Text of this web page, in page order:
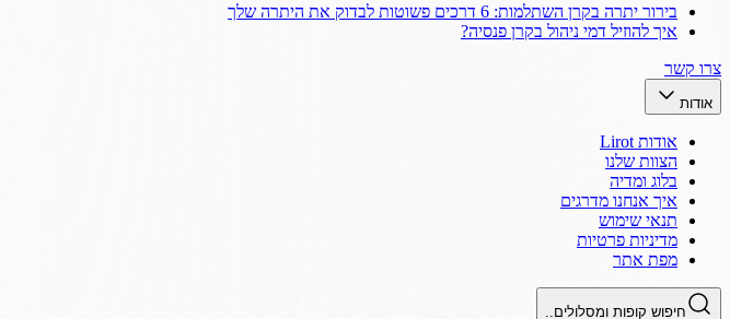
בירור יתרה בקרן השתלמות: 6 דרכים פשוטות לבדוק את היתרה שלך
איך להוזיל דמי ניהול בקרן פנסיה?
צרו קשר
אודות
אודות Lirot
הצוות שלנו
בלוג ומדיה
איך אנחנו מדרגים
תנאי שימוש
מדיניות פרטיות
מפת אתר
חיפוש קופות ומסלולים..